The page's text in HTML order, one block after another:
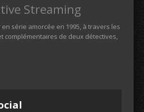
Streaming
en série amorcée en 1995, à travers les
complémentaires de deux détectives,